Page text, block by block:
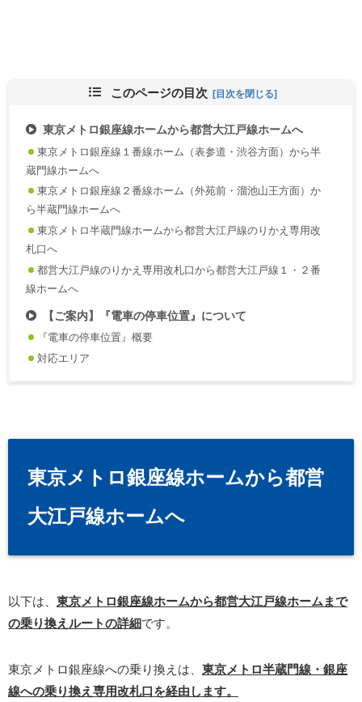
このページの目次
東京メトロ銀座線ホームから都営大江戸線ホームへ
東京メトロ銀座線１番線ホーム（表参道・渋谷方面）から半
蔵門線ホームへ
東京メトロ銀座線２番線ホーム（外苑前・溜池山王方面）か
ら半蔵門線ホームへ
東京メトロ半蔵門線ホームから都営大江戸線のりかえ専用改
札口へ
都営大江戸線のりかえ専用改札口から都営大江戸線１・２番
線ホームへ
【ご案内】『電車の停車位置』について
『電車の停車位置』概要
対応エリア
東京メトロ銀座線ホームから都営
大江戸線ホームへ
以下は、 東京メトロ銀座線ホームから都営大江戸線ホームまで
の乗り換えルートの詳細です。
東京メトロ銀座線への乗り換えは、 東京メトロ半蔵門線・銀座
線への乗り換え専用改札口を経由します。